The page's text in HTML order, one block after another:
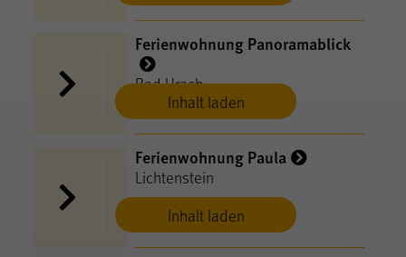
Inhalt laden
Ferienwohnung Panoramablick
Bad Urach
Inhalt laden
Ferienwohnung Paula
Lichtenstein